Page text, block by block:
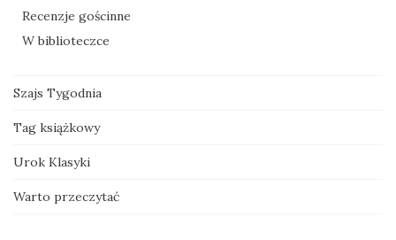
Recenzje gościnne
W biblioteczce
Szajs Tygodnia
Tag książkowy
Urok Klasyki
Warto przeczytać